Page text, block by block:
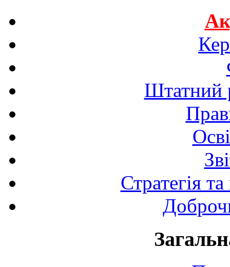
Штатний
Стратегія